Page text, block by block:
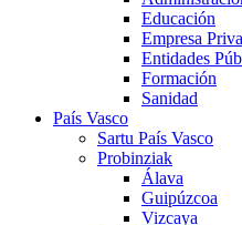
Educación
Empresa
Entidades
Formación
Sanidad
País Vasco
Sartu País Vasco
Probinziak
Álava
Guipúzcoa
Vizcaya